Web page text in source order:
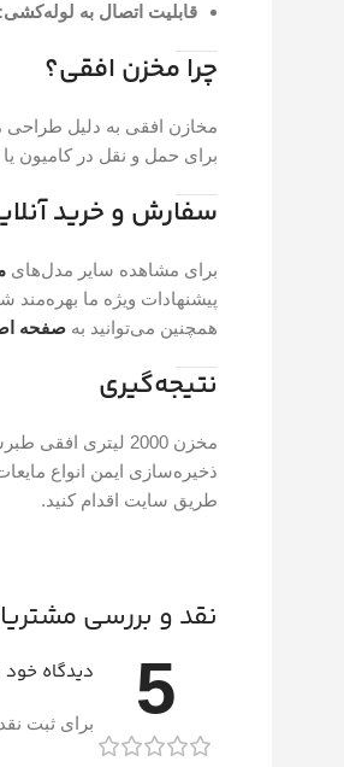
قابلیت اتصال به لوله‌کشی:
چرا مخزن افقی؟
مخازن افقی به دلیل طراحی
برای حمل و نقل در کامیون
سفارش و خرید آنلاین مخزن 2000
برای مشاهده سایر مدل‌های
پیشنهادات ویژه ما بهره‌مند
همچنین می‌توانید به صفحه
نتیجه‌گیری
مخزن 2000 لیتری
ذخیره‌سازی ایمن انواع
طریق سایت اقدام کنید.
نقد و بررسی
5 دیدگاه خود
برای ثبت